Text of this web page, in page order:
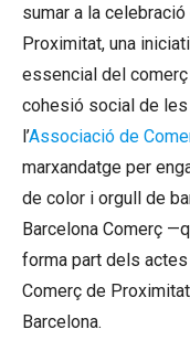
sumar a la
Proximitat, una
essencial del
cohesió social de
l’Associació de
marxandatge per
de color i orgull de
Barcelona Comerç
forma part dels
Comerç de
Barcelona.